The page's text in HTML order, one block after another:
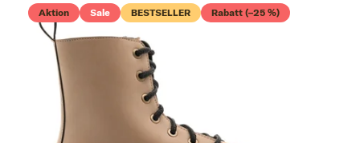
Aktion Sale BESTSELLER Rabatt (–25 %)